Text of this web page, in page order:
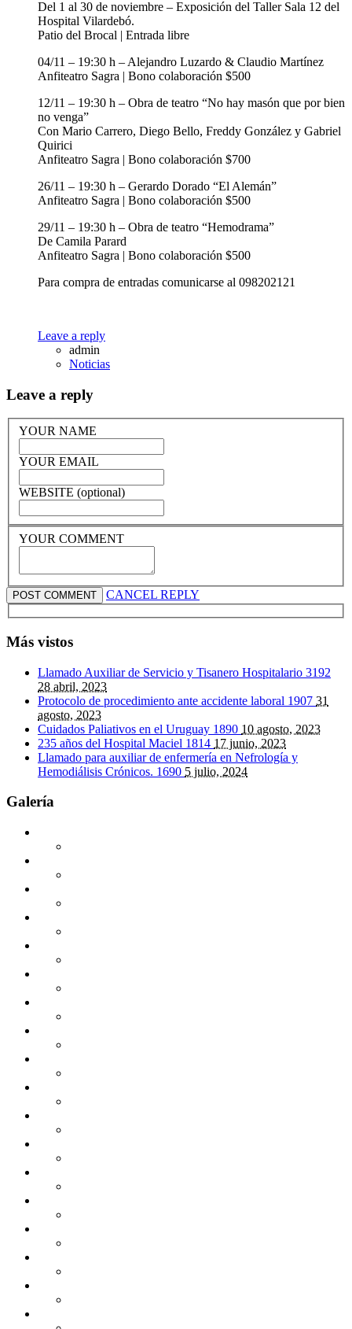
Del 1 al 30 de noviembre – Exposición del Taller Sala 12 del
Hospital Vilardebó.
Patio del Brocal | Entrada libre
04/11 – 19:30 h – Alejandro Luzardo & Claudio Martínez
Anfiteatro Sagra | Bono colaboración $500
12/11 – 19:30 h – Obra de teatro “No hay masón que por bien
no venga”
Con Mario Carrero, Diego Bello, Freddy González y Gabriel
Quirici
Anfiteatro Sagra | Bono colaboración $700
26/11 – 19:30 h – Gerardo Dorado “El Alemán”
Anfiteatro Sagra | Bono colaboración $500
29/11 – 19:30 h – Obra de teatro “Hemodrama”
De Camila Parard
Anfiteatro Sagra | Bono colaboración $500
Para compra de entradas comunicarse al 098202121
Leave a reply
admin
Noticias
Leave a reply
YOUR NAME
YOUR EMAIL
WEBSITE (optional)
YOUR COMMENT
CANCEL REPLY
Más vistos
Llamado Auxiliar de Servicio y Tisanero Hospitalario 3192
28 abril, 2023
Protocolo de procedimiento ante accidente laboral 1907 31
agosto, 2023
Cuidados Paliativos en el Uruguay 1890 10 agosto, 2023
235 años del Hospital Maciel 1814 17 junio, 2023
Llamado para auxiliar de enfermería en Nefrología y
Hemodiálisis Crónicos. 1690 5 julio, 2024
Galería